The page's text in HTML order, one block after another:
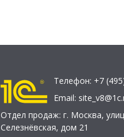
Телефон: +7
Email:
Отдел продаж: г. Москва,
Селезнёвская, дом 21